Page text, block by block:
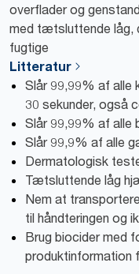
overflader og
med tætsluttende låg,
fugtige
Litteratur
Slår 99,99% af alle
30 sekunder, også
Slår 99,99% af alle
Slår 99,9% af alle
Dermatologisk
Tætsluttende låg
Nem at
til håndteringen og
Brug biocider med
produktinformation